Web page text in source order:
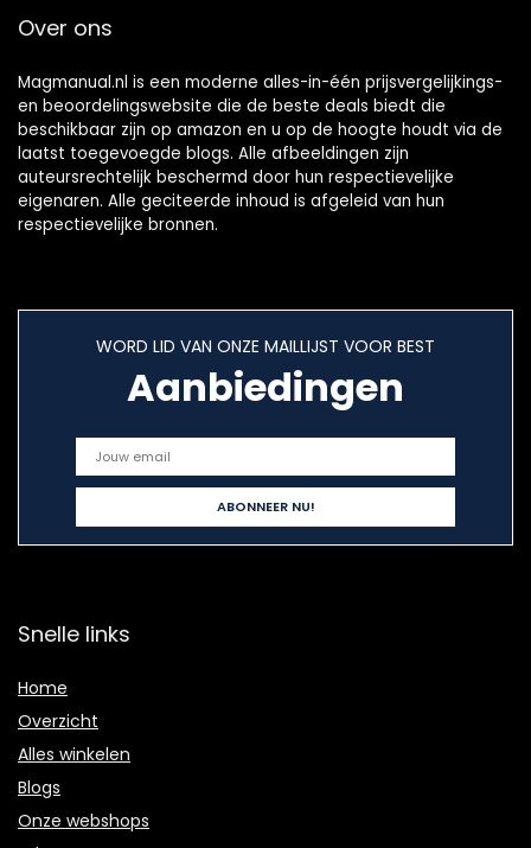
Over ons
Magmanual.nl is een moderne alles-in-één prijsvergelijkings-
en beoordelingswebsite die de beste deals biedt die
beschikbaar zijn op amazon en u op de hoogte houdt via de
laatst toegevoegde blogs. Alle afbeeldingen zijn
auteursrechtelijk beschermd door hun respectievelijke
eigenaren. Alle geciteerde inhoud is afgeleid van hun
respectievelijke bronnen.
WORD LID VAN ONZE MAILLIJST VOOR BEST
Aanbiedingen
Snelle links
Home
Overzicht
Alles winkelen
Blogs
Onze webshops